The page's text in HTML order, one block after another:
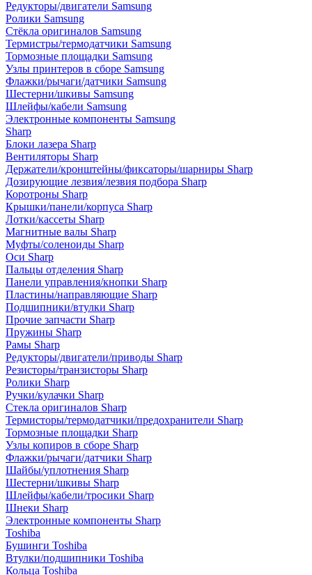
Редукторы/двигатели Samsung
Ролики Samsung
Стёкла оригиналов Samsung
Термистры/термодатчики Samsung
Тормозные площадки Samsung
Узлы принтеров в сборе Samsung
Флажки/рычаги/датчики Samsung
Шестерни/шкивы Samsung
Шлейфы/кабели Samsung
Электронные компоненты Samsung
Sharp
Блоки лазера Sharp
Вентиляторы Sharp
Держатели/кронштейны/фиксаторы/шарниры Sharp
Дозирующие лезвия/лезвия подбора Sharp
Коротроны Sharp
Крышки/панели/корпуса Sharp
Лотки/кассеты Sharp
Магнитные валы Sharp
Муфты/соленоиды Sharp
Оси Sharp
Пальцы отделения Sharp
Панели управления/кнопки Sharp
Пластины/направляющие Sharp
Подшипники/втулки Sharp
Прочие запчасти Sharp
Пружины Sharp
Рамы Sharp
Редукторы/двигатели/приводы Sharp
Резисторы/транзисторы Sharp
Ролики Sharp
Ручки/кулачки Sharp
Стекла оригиналов Sharp
Термисторы/термодатчики/предохранители Sharp
Тормозные площадки Sharp
Узлы копиров в сборе Sharp
Флажки/рычаги/датчики Sharp
Шайбы/уплотнения Sharp
Шестерни/шкивы Sharp
Шлейфы/кабели/тросики Sharp
Шнеки Sharp
Электронные компоненты Sharp
Toshiba
Бушинги Toshiba
Втулки/подшипники Toshiba
Кольца Toshiba